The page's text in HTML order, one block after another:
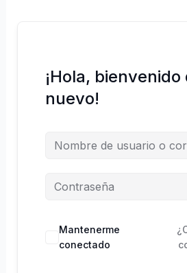
¡Hola, bienvenido
nuevo!
Mantenerme
conectado